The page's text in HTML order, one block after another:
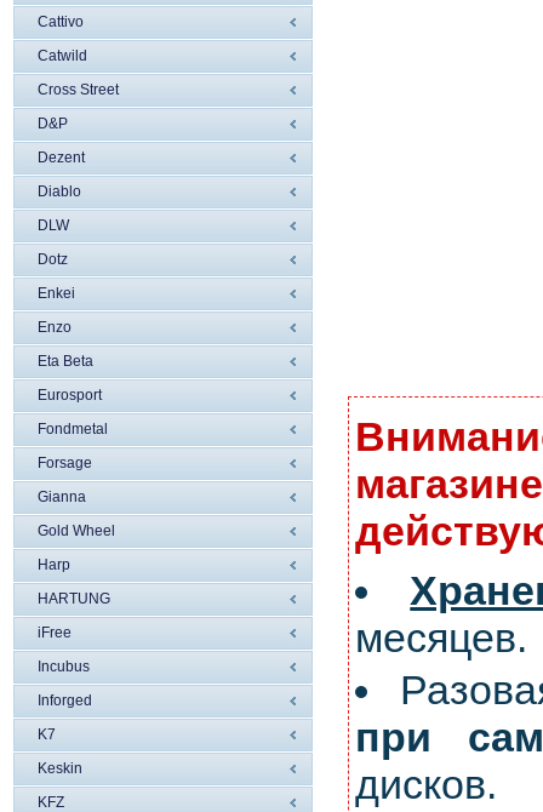
Cattivo
Catwild
Cross Street
D&P
Dezent
Diablo
DLW
Dotz
Enkei
Enzo
Eta Beta
Eurosport
Fondmetal
Forsage
Gianna
Gold Wheel
Harp
HARTUNG
iFree
Incubus
Inforged
K7
Keskin
KFZ
месяцев.
при
дисков.